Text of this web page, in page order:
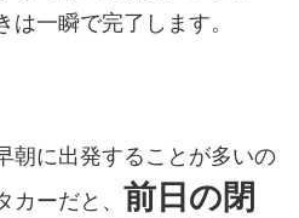
一瞬で完了します。
朝に出発することが多いの
ーだと、 前日の閉